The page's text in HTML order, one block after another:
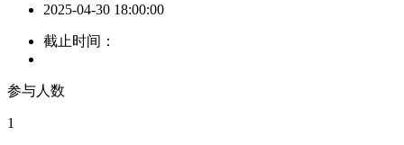
2025-04-30 18:00:00
截止时间：
参与人数
1